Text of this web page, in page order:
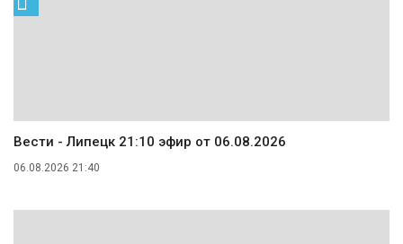
Вести - Липецк 21:10 эфир от 06.08.2026
06.08.2026 21:40